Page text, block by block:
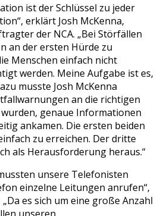
ist der Schlüssel zu jeder
erklärt Josh McKenna,
der NCA. „Bei Störfällen
an der ersten Hürde zu
Menschen einfach nicht
werden. Meine Aufgabe ist es,
musste Josh McKenna
an die richtigen
genaue Informationen
ankamen. Die ersten beiden
zu erreichen. Der dritte
als Herausforderung heraus.
unsere Telefonisten
einzelne Leitungen anrufen“,
es sich um eine große Anzahl